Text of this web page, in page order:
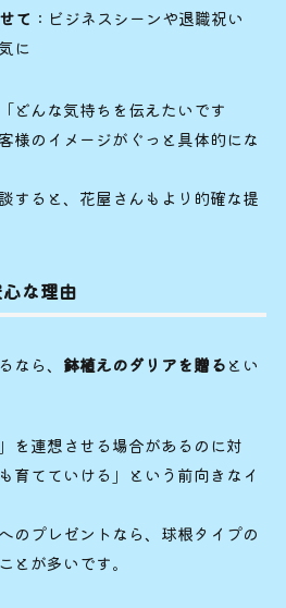
て ：ビジネスシーンや退職祝い
に
どんな気持ちを伝えたいです
様のイメージがぐっと具体的にな
すると、花屋さんもより的確な提
な理由
なら、 鉢植えのダリアを贈るとい
を連想させる場合があるのに対
育てていける」という前向きなイ
のプレゼントなら、球根タイプの
とが多いです。